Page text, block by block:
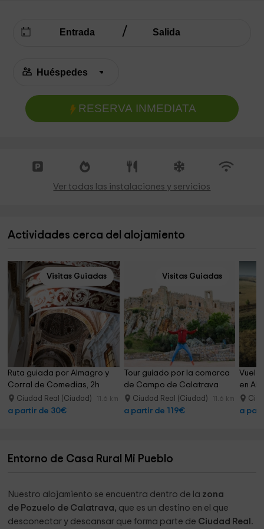
RESERVA INMEDIATA
Ver todas las instalaciones y servicios
Actividades cerca del alojamiento
Visitas Guiadas
Ruta guiada por Almagro y
Corral de Comedias, 2h
Ciudad Real (Ciudad) 11.6 km
a partir de 30€
Visitas Guiadas
Tour guiado por la comarca
de Campo de Calatrava
Ciudad Real (Ciudad) 11.6 km
a partir de 119€
Vuelo
en
a
Entorno de Casa Rural Mi Pueblo
Nuestro alojamiento se encuentra dentro de la zona
de Pozuelo de Calatrava, que es un destino en el que
desconectar y descansar que forma parte de Ciudad Real.